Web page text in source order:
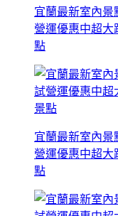
宜蘭最新室內景
營運優惠中超大
點
宜蘭最新室內景
營運優惠中超大
點